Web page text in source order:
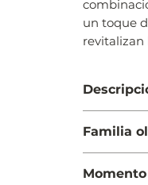
un toque
revitalizan
mandarina,
(pomelo),
ácida) y
Familia